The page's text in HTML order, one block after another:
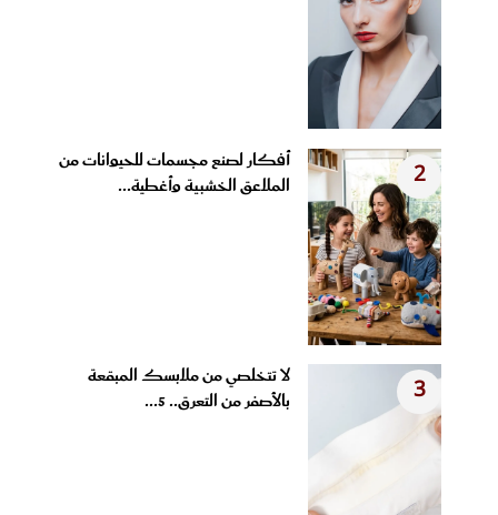
2
أفكار لصنع مجسمات للحيوانات من
الملاعق الخشبية وأغطية...
3
لا تتخلصي من ملابسك المبقعة
بالأصفر من التعرق.. 5...